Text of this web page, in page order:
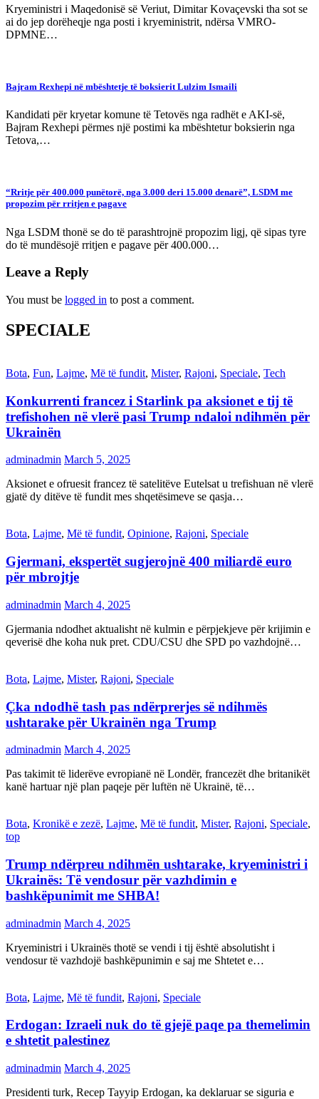
Kryeministri i Maqedonisë së Veriut, Dimitar Kovaçevski tha sot se
ai do jep dorëheqje nga posti i kryeministrit, ndërsa VMRO-
DPMNE…
Bajram Rexhepi në mbështetje të boksierit Lulzim Ismaili
Kandidati për kryetar komune të Tetovës nga radhët e AKI-së,
Bajram Rexhepi përmes një postimi ka mbështetur boksierin nga
Tetova,…
“Rritje për 400.000 punëtorë, nga 3.000 deri 15.000 denarë”, LSDM me
propozim për rritjen e pagave
Nga LSDM thonë se do të parashtrojnë propozim ligj, që sipas tyre
do të mundësojë rritjen e pagave për 400.000…
Leave a Reply
You must be logged in to post a comment.
SPECIALE
Bota, Fun, Lajme, Më të fundit, Mister, Rajoni, Speciale, Tech
Konkurrenti francez i Starlink pa aksionet e tij të
trefishohen në vlerë pasi Trump ndaloi ndihmën për
Ukrainën
adminadmin March 5, 2025
Aksionet e ofruesit francez të satelitëve Eutelsat u trefishuan në vlerë
gjatë dy ditëve të fundit mes shqetësimeve se qasja…
Bota, Lajme, Më të fundit, Opinione, Rajoni, Speciale
Gjermani, ekspertët sugjerojnë 400 miliardë euro
për mbrojtje
adminadmin March 4, 2025
Gjermania ndodhet aktualisht në kulmin e përpjekjeve për krijimin e
qeverisë dhe koha nuk pret. CDU/CSU dhe SPD po vazhdojnë…
Bota, Lajme, Mister, Rajoni, Speciale
Çka ndodhë tash pas ndërprerjes së ndihmës
ushtarake për Ukrainën nga Trump
adminadmin March 4, 2025
Pas takimit të liderëve evropianë në Londër, francezët dhe britanikët
kanë hartuar një plan paqeje për luftën në Ukrainë, të…
Bota, Kronikë e zezë, Lajme, Më të fundit, Mister, Rajoni, Speciale,
top
Trump ndërpreu ndihmën ushtarake, kryeministri i
Ukrainës: Të vendosur për vazhdimin e
bashkëpunimit me SHBA!
adminadmin March 4, 2025
Kryeministri i Ukrainës thotë se vendi i tij është absolutisht i
vendosur të vazhdojë bashkëpunimin e saj me Shtetet e…
Bota, Lajme, Më të fundit, Rajoni, Speciale
Erdogan: Izraeli nuk do të gjejë paqe pa themelimin
e shtetit palestinez
adminadmin March 4, 2025
Presidenti turk, Recep Tayyip Erdogan, ka deklaruar se siguria e